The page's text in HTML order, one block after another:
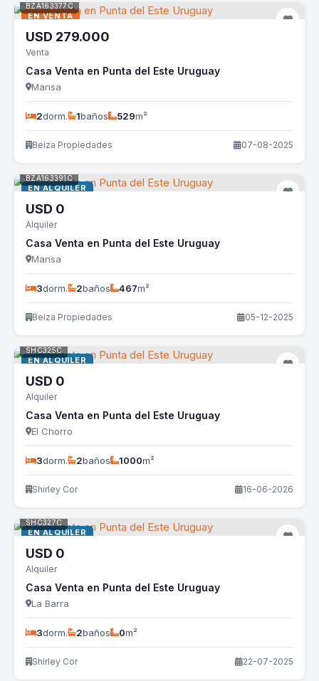
EN VENTA
BZA163377C
USD 279.000
Venta
Casa Venta en Punta del Este Uruguay
Mansa
2dorm. 1baños 529m²
Beiza Propiedades 07-08-2025
EN ALQUILER
BZA163391C
USD 0
Alquiler
Casa Venta en Punta del Este Uruguay
Mansa
3dorm. 2baños 467m²
Beiza Propiedades 05-12-2025
EN ALQUILER
SHC325C
USD 0
Alquiler
Casa Venta en Punta del Este Uruguay
El Chorro
3dorm. 2baños 1000m²
Shirley Cor 16-06-2026
EN ALQUILER
SHC327C
USD 0
Alquiler
Casa Venta en Punta del Este Uruguay
La Barra
3dorm. 2baños 0m²
Shirley Cor 22-07-2025